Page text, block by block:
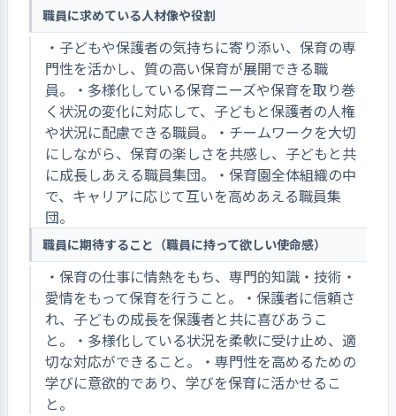
職員に求めている人材像や役割
・子どもや保護者の気持ちに寄り添い、保育の専
門性を活かし、質の高い保育が展開できる職
員。・多様化している保育ニーズや保育を取り巻
く状況の変化に対応して、子どもと保護者の人権
や状況に配慮できる職員。・チームワークを大切
にしながら、保育の楽しさを共感し、子どもと共
に成長しあえる職員集団。・保育園全体組織の中
で、キャリアに応じて互いを高めあえる職員集
団。
職員に期待すること（職員に持って欲しい使命感）
・保育の仕事に情熱をもち、専門的知識・技術・
愛情をもって保育を行うこと。・保護者に信頼さ
れ、子どもの成長を保護者と共に喜びあうこ
と。・多様化している状況を柔軟に受け止め、適
切な対応ができること。・専門性を高めるための
学びに意欲的であり、学びを保育に活かせるこ
と。